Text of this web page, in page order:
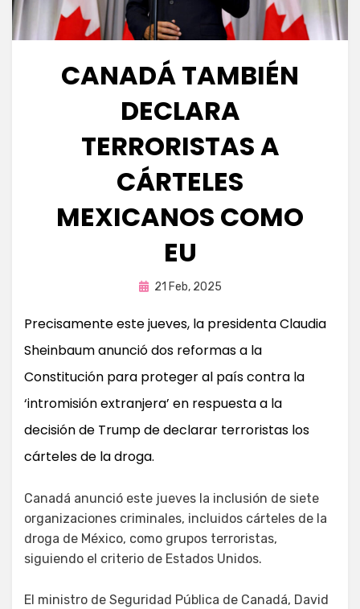
CANADÁ TAMBIÉN
DECLARA
TERRORISTAS A
CÁRTELES
MEXICANOS COMO
EU
porFernando Miranda Servín
Publicada
21 Feb, 2025
Precisamente este jueves, la presidenta Claudia
Sheinbaum anunció dos reformas a la
Constitución para proteger al país contra la
‘intromisión extranjera’ en respuesta a la
decisión de Trump de declarar terroristas los
cárteles de la droga.
Canadá anunció este jueves la inclusión de siete
organizaciones criminales, incluidos cárteles de la
droga de México, como grupos terroristas,
siguiendo el criterio de Estados Unidos.
El ministro de Seguridad Pública de Canadá, David